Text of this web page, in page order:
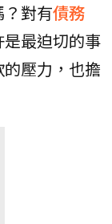
對有債務
最迫切的事
壓力，也擔